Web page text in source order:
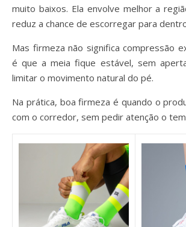
muito baixos. Ela envolve melhor a
reduz a chance de escorregar para
Mas firmeza não significa compressão
é que a meia fique estável, sem
limitar o movimento natural do pé.
Na prática, boa firmeza é quando o
com o corredor, sem pedir atenção o